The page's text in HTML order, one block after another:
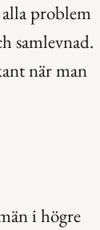
problem
samlevnad.
när man
i högre